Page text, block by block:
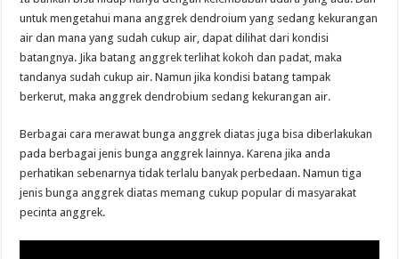
untuk mengetahui mana anggrek dendroium yang sedang kekurangan
air dan mana yang sudah cukup air, dapat dilihat dari kondisi
batangnya. Jika batang anggrek terlihat kokoh dan padat, maka
tandanya sudah cukup air. Namun jika kondisi batang tampak
berkerut, maka anggrek dendrobium sedang kekurangan air.
Berbagai cara merawat bunga anggrek diatas juga bisa diberlakukan
pada berbagai jenis bunga anggrek lainnya. Karena jika anda
perhatikan sebenarnya tidak terlalu banyak perbedaan. Namun tiga
jenis bunga anggrek diatas memang cukup popular di masyarakat
pecinta anggrek.